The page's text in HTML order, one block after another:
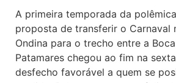
A primeira temporada da
proposta de transferir o Carnaval
Ondina para o trecho entre a
Patamares chegou ao fim na
desfecho favorável a quem se